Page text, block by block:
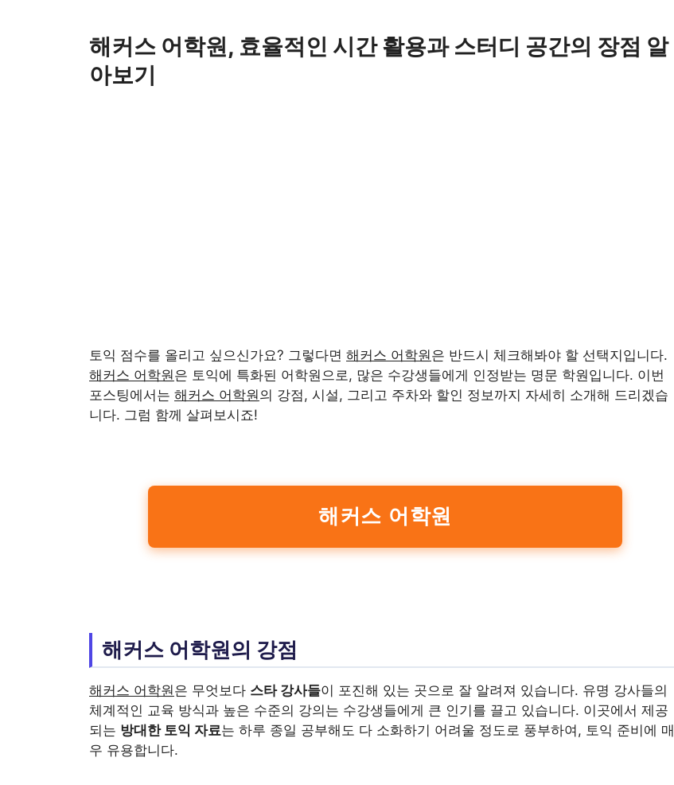
해커스 어학원, 효율적인 시간 활용과 스터디 공간의 장점 알
아보기
토익 점수를 올리고 싶으신가요? 그렇다면 해커스 어학원은 반드시 체크해봐야 할 선택지입니다.
해커스 어학원은 토익에 특화된 어학원으로, 많은 수강생들에게 인정받는 명문 학원입니다. 이번
포스팅에서는 해커스 어학원의 강점, 시설, 그리고 주차와 할인 정보까지 자세히 소개해 드리겠습
니다. 그럼 함께 살펴보시죠!
해커스 어학원
해커스 어학원의 강점
해커스 어학원은 무엇보다 스타 강사들이 포진해 있는 곳으로 잘 알려져 있습니다. 유명 강사들의
체계적인 교육 방식과 높은 수준의 강의는 수강생들에게 큰 인기를 끌고 있습니다. 이곳에서 제공
되는 방대한 토익 자료는 하루 종일 공부해도 다 소화하기 어려울 정도로 풍부하여, 토익 준비에 매
우 유용합니다.